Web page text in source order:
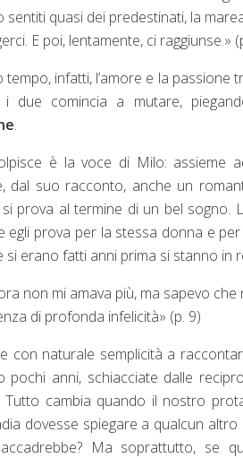
sentiti quasi dei predestinati, la
E poi, lentamente, ci raggiunse.»
tempo, infatti, l’amore e la
due comincia a mutare,
.
è la voce di Milo:
dal suo racconto, anche un
prova al termine di un bel sogno.
egli prova per la stessa donna e per
si erano fatti anni prima si stanno in
non mi amava più, ma sapevo
di profonda infelicità» (p. 9)
con naturale semplicità a
pochi anni, schiacciate dalle
Tutto cambia quando il nostro
dovesse spiegare a qualcun
Ma soprattutto, se